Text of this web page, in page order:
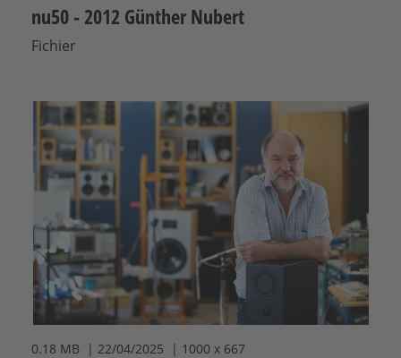
nu50 - 2012 Günther Nubert
Fichier
0.18 MB | 22/04/2025 | 1000 x 667